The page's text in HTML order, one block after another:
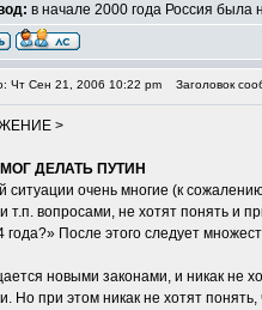
в начале 2000 года Россия была
Чт Сен 21, 2006 10:22 pm Заголовок
>
ДЕЛАТЬ ПУТИН
ситуации очень многие (к
т.п. вопросами, не хотят понять и
года?» После этого следует
новыми законами, и никак не
Но при этом никак не хотят